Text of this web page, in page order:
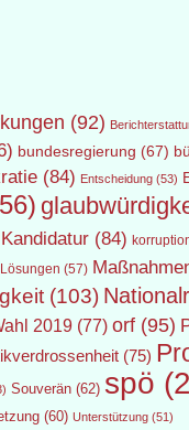
(92)
bundesregierung (67)
(84) Entscheidung (53)
Kandidatur (84)
Lösungen (57)
(103)
2019 (77) orf (95)
(75)
Souverän (62) spö
(60) Unterstützung (51)